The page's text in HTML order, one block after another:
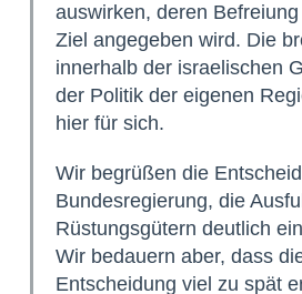
auswirken, deren
Ziel angegeben wird. Die
innerhalb der israelischen
der Politik der eigenen
hier für sich.
Wir begrüßen die
Bundesregierung, die
Rüstungsgütern deutlich
Wir bedauern aber, dass
Entscheidung viel zu spät